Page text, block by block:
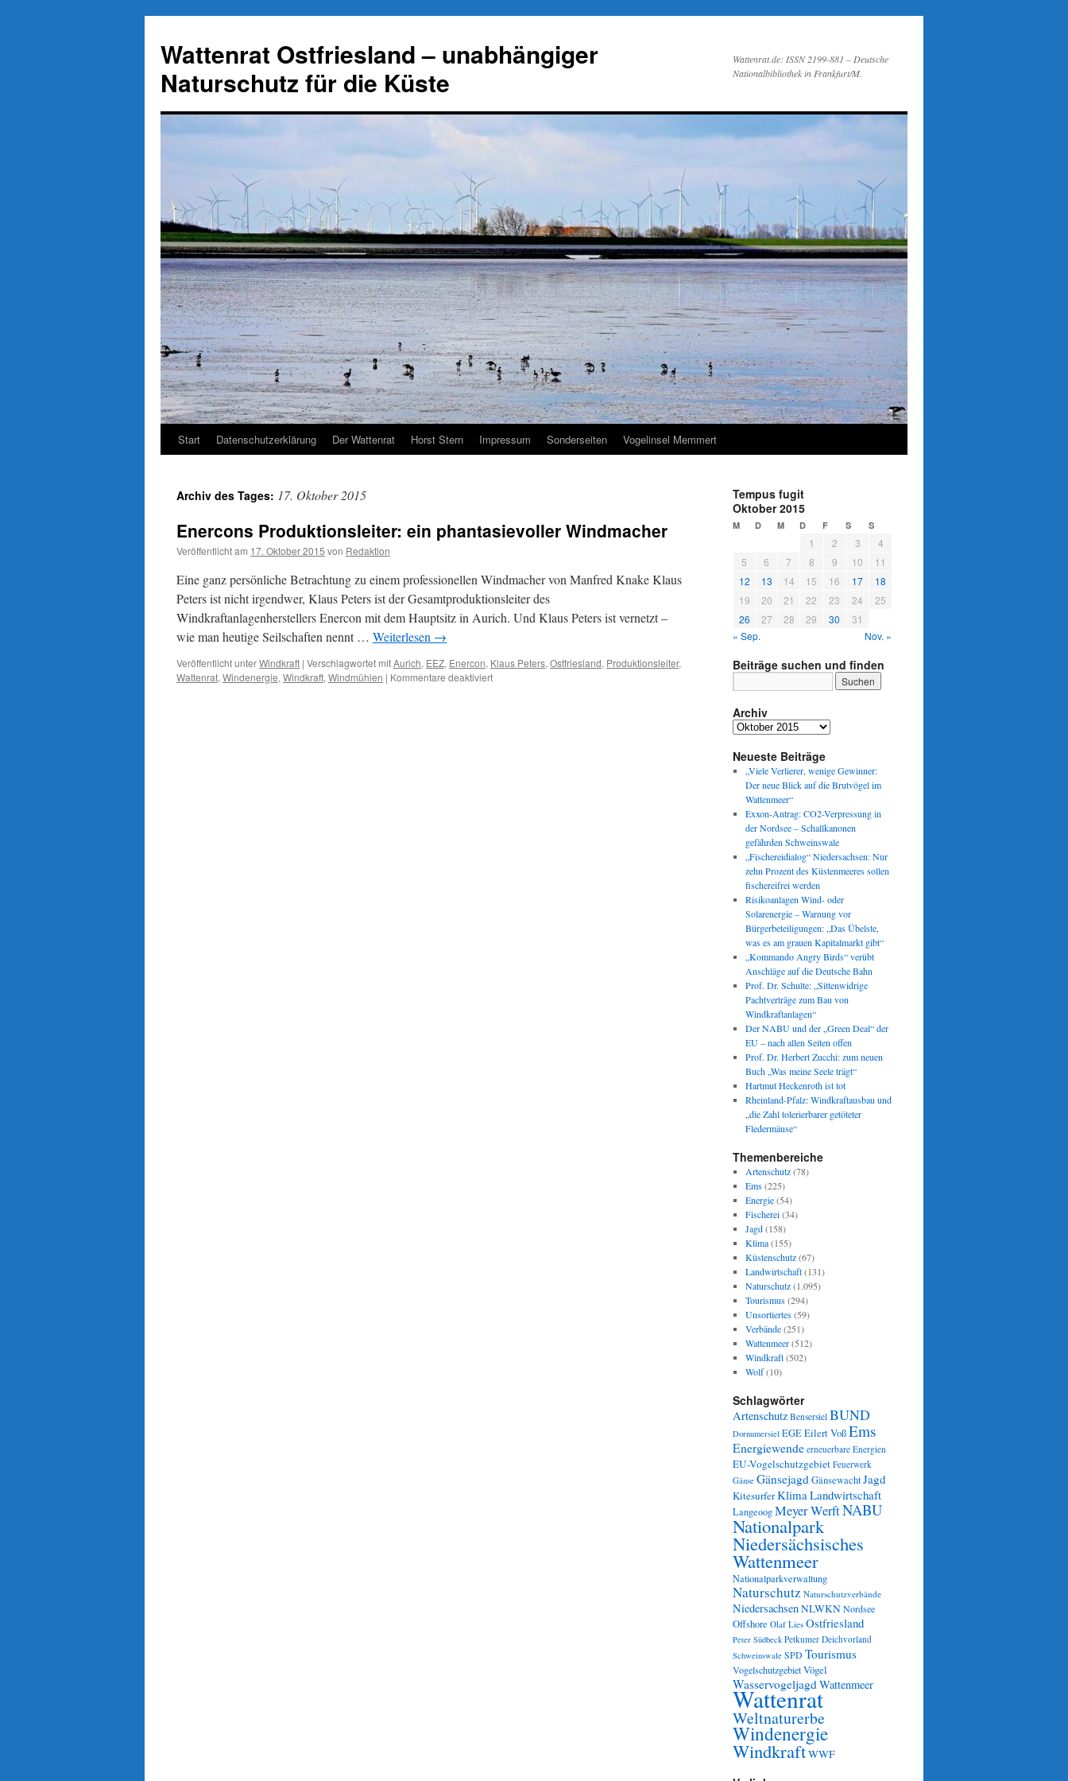
springen
Wattenrat Ostfriesland – unabhängiger
Naturschutz für die Küste
Wattenrat.de: ISSN 2199-881 – Deutsche
Nationalbibliothek in Frankfurt/M.
Start Datenschutzerklärung Der Wattenrat Horst Stern Impressum Sonderseiten Vogelinsel Memmert
Archiv des Tages: 17. Oktober 2015
Enercons Produktionsleiter: ein phantasievoller Windmacher
Veröffentlicht am 17. Oktober 2015 von Redaktion
Eine ganz persönliche Betrachtung zu einem professionellen Windmacher von Manfred Knake Klaus
Peters ist nicht irgendwer, Klaus Peters ist der Gesamtproduktionsleiter des
Windkraftanlagenherstellers Enercon mit dem Hauptsitz in Aurich. Und Klaus Peters ist vernetzt –
wie man heutige Seilschaften nennt … Weiterlesen →
Veröffentlicht unterWindkraft | Verschlagwortet mitAurich, EEZ, Enercon, Klaus Peters, Ostfriesland, Produktionsleiter,
Wattenrat, Windenergie, Windkraft, Windmühlen | Kommentare deaktiviertfür
Tempus fugit
Oktober 2015
M D M D F S S
1 2 3
4
5
6 7 8 9 10
11
12
13 14 15 16 17
18
19
20 21 22 23 24
25
26
27 28 29 30
31
« Sep.
Nov. »
Beiträge suchen und finden
Archiv
Archiv
Neueste Beiträge
„Viele Verlierer, wenige Gewinner:
Der neue Blick auf die Brutvögel im
Wattenmeer“
Exxon-Antrag: CO2-Verpressung in
der Nordsee – Schallkanonen
gefährden Schweinswale
„Fischereidialog“ Niedersachsen: Nur
zehn Prozent des Küstenmeeres sollen
fischereifrei werden
Risikoanlagen Wind- oder
Solarenergie – Warnung vor
Bürgerbeteiligungen: „Das Übelste,
was es am grauen Kapitalmarkt gibt“
„Kommando Angry Birds“ verübt
Anschläge auf die Deutsche Bahn
Prof. Dr. Schulte: „Sittenwidrige
Pachtverträge zum Bau von
Windkraftanlagen“
Der NABU und der „Green Deal“ der
EU – nach allen Seiten offen
Prof. Dr. Herbert Zucchi: zum neuen
Buch „Was meine Seele trägt“
Hartmut Heckenroth ist tot
Rheinland-Pfalz: Windkraftausbau und
„die Zahl tolerierbarer getöteter
Fledermäuse“
Themenbereiche
Artenschutz(78)
Ems(225)
Energie(54)
Fischerei(34)
Jagd(158)
Klima(155)
Küstenschutz(67)
Landwirtschaft(131)
Naturschutz(1.095)
Tourismus(294)
Unsortiertes(59)
Verbände(251)
Wattenmeer(512)
Windkraft(502)
Wolf(10)
Schlagwörter
Artenschutz Bensersiel BUND
Dornumersiel EGEEilert VoßEms
Energiewende erneuerbare Energien
EU-Vogelschutzgebiet Feuerwerk
Gänse GänsejagdGänsewachtJagd
KitesurferKlimaLandwirtschaft
LangeoogMeyer WerftNABU
Nationalpark
Niedersächsisches
Wattenmeer
Nationalparkverwaltung
Naturschutz Naturschutzverbände
NiedersachsenNLWKNNordsee
Offshore Olaf Lies Ostfriesland
Peter Südbeck Petkumer Deichvorland
Schweinswale SPDTourismus
VogelschutzgebietVögel
WasservogeljagdWattenmeer
Wattenrat
Weltnaturerbe
Windenergie
WindkraftWWF